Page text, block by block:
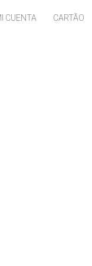
CUENTA CARTÃO